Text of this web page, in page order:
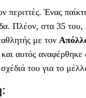
περιττές. Ένας
Πλέον, στα 35
με τον
αυτός αναφέρθηκε
του για το